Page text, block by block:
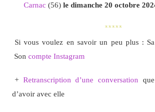
Carnac (56)le dimanche 20 octobre
*****
Si vous voulez en savoir un peu plus : Sa
Son compte Instagram
+ Retranscription d’une conversation
d’avoir avec elle